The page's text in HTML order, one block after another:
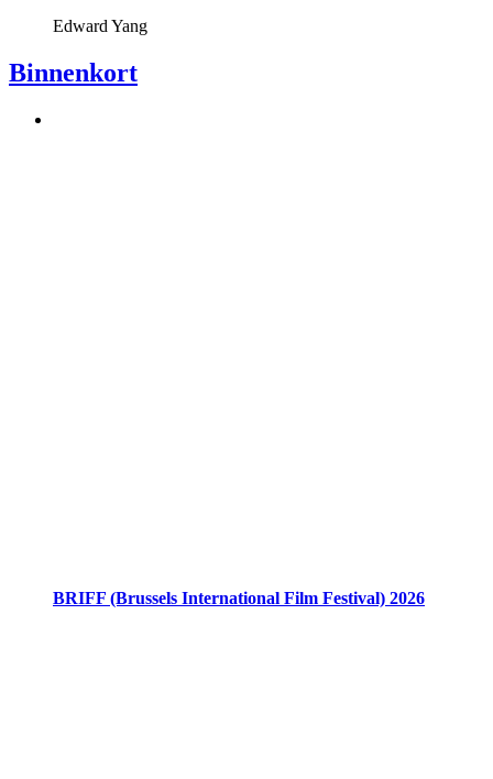
Edward Yang
Binnenkort
BRIFF (Brussels International Film Festival) 2026